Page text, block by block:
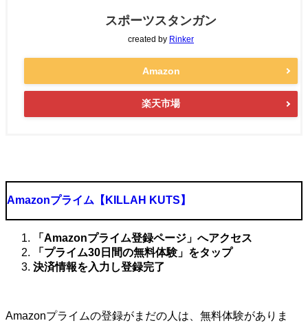
スポーツスタンガン
created by Rinker
Amazon
楽天市場
Amazonプライム【KILLAH KUTS】
「Amazonプライム登録ページ」へアクセス
「プライム30日間の無料体験」をタップ
決済情報を入力し登録完了
Amazonプライムの登録がまだの人は、無料体験がありま